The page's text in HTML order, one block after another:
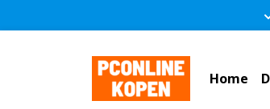
Home